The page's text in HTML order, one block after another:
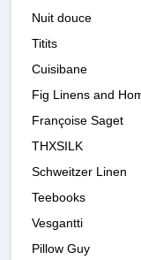
Nuit douce
Titits
Cuisibane
Fig Linens and
Françoise Saget
THXSILK
Schweitzer Linen
Teebooks
Vesgantti
Pillow Guy